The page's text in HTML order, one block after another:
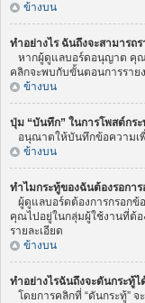
ข้างบน
ทำอย่างไร ฉันถึงจะสามารถ
หากผู้ดูแลบอร์ดอนุญาต คุณ
คลิกจะพบกับขั้นตอนการราย
ข้างบน
ปุ่ม “บันทึก” ในการโพสต์กร
อนุณาตให้บันทึกข้อความเ
ข้างบน
ทำไมกระทู้ของฉันต้องรอกา
ผู้ดูแลบอร์ดต้องการกรอก
คุณไปอยู่ในกลุ่มผู้ใช้งานที่ต้
รายละเอียด
ข้างบน
ทำอย่างไรฉันถึงจะดันกระทู้ไ
โดยการคลิกที่ “ดันกระทู้”